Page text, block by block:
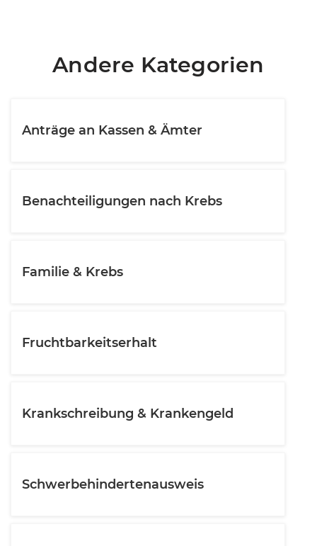
Andere Kategorien
Anträge an Kassen & Ämter
Benachteiligungen nach Krebs
Familie & Krebs
Fruchtbarkeitserhalt
Krankschreibung & Krankengeld
Schwerbehindertenausweis